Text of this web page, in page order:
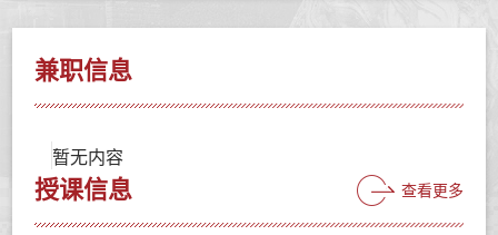
兼职信息
暂无内容
授课信息 查看更多